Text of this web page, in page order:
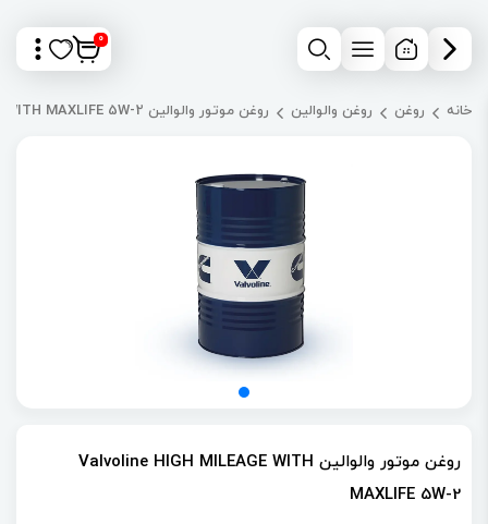
0
خانه روغن روغن والوالین روغن موتور والوالین Valvoline HIGH MILEAGE WITH MAXLIFE 5W-2
روغن موتور والوالین Valvoline HIGH MILEAGE WITH
MAXLIFE 5W-2